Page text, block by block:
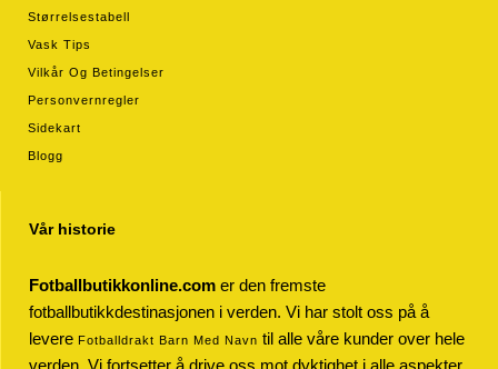
Størrelsestabell
Vask Tips
Vilkår Og Betingelser
Personvernregler
Sidekart
Blogg
Vår historie
Fotballbutikkonline.com er den fremste
fotballbutikkdestinasjonen i verden. Vi har stolt oss på å
levere Fotballdrakt Barn Med Navn til alle våre kunder over hele
verden. Vi fortsetter å drive oss mot dyktighet i alle aspekter